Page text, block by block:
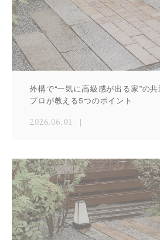
外構で“一気に高級感が出る家”の
プロが教える5つのポイント
2026.06.01